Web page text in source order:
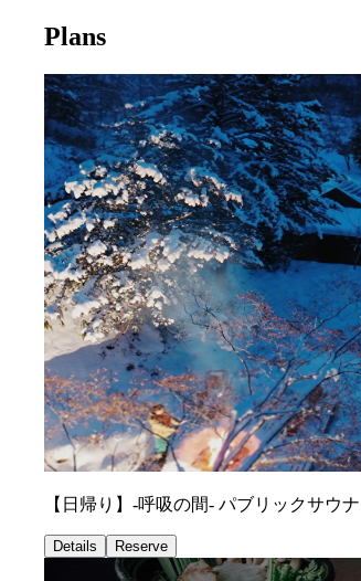
Plans
【日帰り】-呼吸の間- パブリックサウナ
Details Reserve